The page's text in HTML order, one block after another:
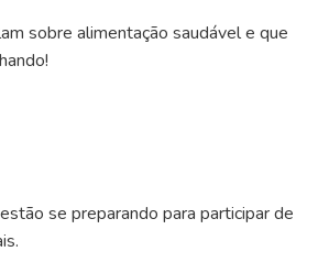
sobre alimentação saudável e que
se preparando para participar de